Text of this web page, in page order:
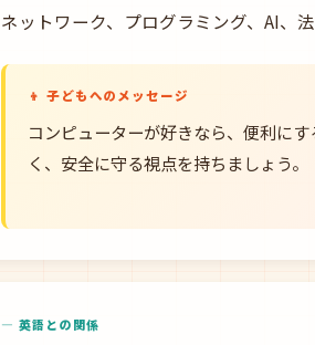
ネットワーク、プログラミング、AI、
👦 子どもへのメッセージ
コンピューターが好きなら、便利に
く、安全に守る視点を持ちましょう。
— 英語との関係